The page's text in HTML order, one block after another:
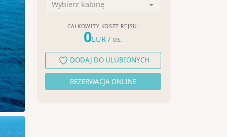
Wybierz kabinę
CAŁKOWITY KOSZT REJSU:
0EUR / os.
DODAJ DO ULUBIONYCH
REZERWACJA ONLINE